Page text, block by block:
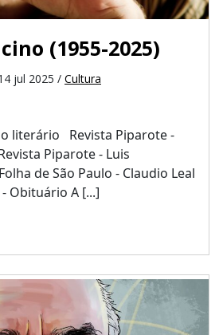
(1955-2025)
jul 2025 / Cultura
literário Revista Piparote -
Piparote - Luis
de São Paulo - Claudio Leal
Obituário A [...]